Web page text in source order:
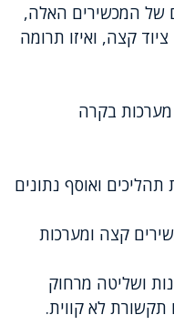
של המכשירים האלה,
קצה, ואיזו תרומה
בקרה
ואוסף נתונים
קצה ומערכות
ושליטה מרחוק
לא קווית.